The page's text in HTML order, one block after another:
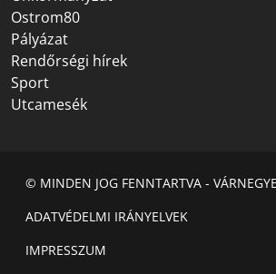
Ostrom80
Pályázat
Rendőrségi hírek
Sport
Utcamesék
© MINDEN JOG FENNTARTVA -
ADATVÉDELMI IRÁNYELVEK
IMPRESSZUM